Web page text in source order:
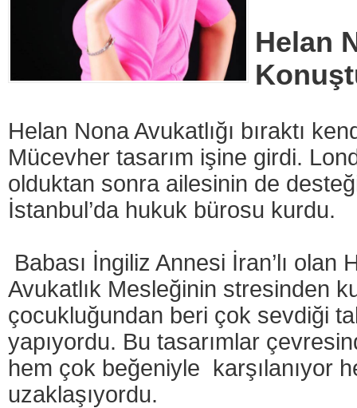
Helan
Helan Nona Avukatlığı bıraktı
Mücevher tasarım işine girdi.
olduktan sonra ailesinin de
İstanbul’da hukuk bürosu kurdu.
Babası İngiliz Annesi İran’lı olan
Avukatlık Mesleğinin stresinden
çocukluğundan beri çok sevdiği
yapıyordu. Bu tasarımlar
hem çok beğeniyle karşılanıyor
uzaklaşıyordu.